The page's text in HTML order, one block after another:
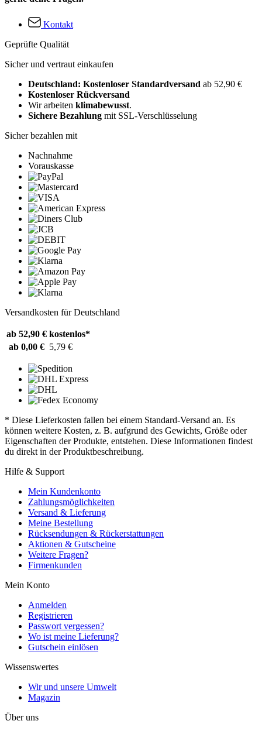
Kontakt
Geprüfte Qualität
Sicher und vertraut einkaufen
Deutschland: Kostenloser Standardversand ab 52,90 €
Kostenloser Rückversand
Wir arbeiten klimabewusst.
Sichere Bezahlung mit SSL-Verschlüsselung
Sicher bezahlen mit
Nachnahme
Vorauskasse
Versandkosten für Deutschland
ab 52,90 € kostenlos*
ab 0,00 € 5,79 €
* Diese Lieferkosten fallen bei einem Standard-Versand an. Es
können weitere Kosten, z. B. aufgrund des Gewichts, Größe oder
Eigenschaften der Produkte, entstehen. Diese Informationen findest
du direkt in der Produktbeschreibung.
Hilfe & Support
Mein Kundenkonto
Zahlungsmöglichkeiten
Versand & Lieferung
Meine Bestellung
Rücksendungen & Rückerstattungen
Aktionen & Gutscheine
Weitere Fragen?
Firmenkunden
Mein Konto
Anmelden
Registrieren
Passwort vergessen?
Wo ist meine Lieferung?
Gutschein einlösen
Wissenswertes
Wir und unsere Umwelt
Magazin
Über uns